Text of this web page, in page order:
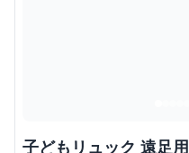
子どもリュック 遠足